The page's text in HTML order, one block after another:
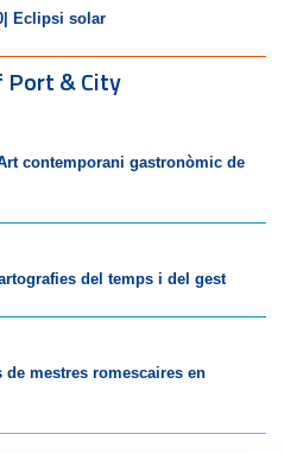
Eclipsi solar
Port & City
contemporani gastronòmic de
del temps i del gest
mestres romescaires en